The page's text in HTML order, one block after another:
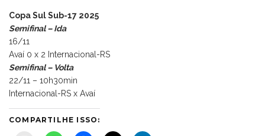
Copa Sul Sub-17 2025
Semifinal – Ida
16/11
Avaí 0 x 2 Internacional-RS
Semifinal – Volta
22/11 – 10h30min
Internacional-RS x Avaí
COMPARTILHE ISSO: